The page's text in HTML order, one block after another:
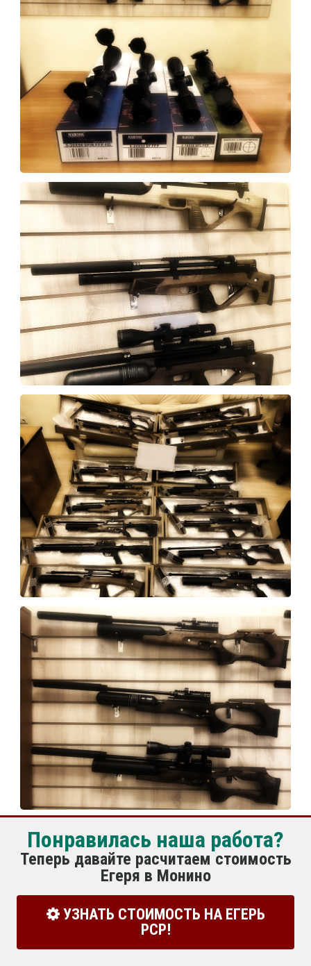
Понравилась наша работа?
Теперь давайте расчитаем стоимость
Егеря в Монино
УЗНАТЬ СТОИМОСТЬ НА ЕГЕРЬ
РСР!